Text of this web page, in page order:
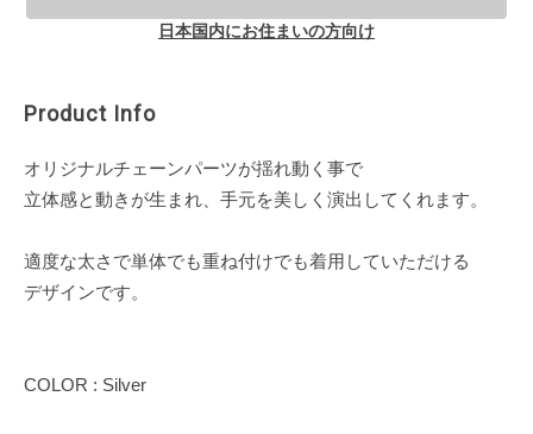
日本国内にお住まいの方向け
Product Info
オリジナルチェーンパーツが揺れ動く事で
立体感と動きが生まれ、手元を美しく演出してくれます。
適度な太さで単体でも重ね付けでも着用していただける
デザインです。
COLOR : Silver